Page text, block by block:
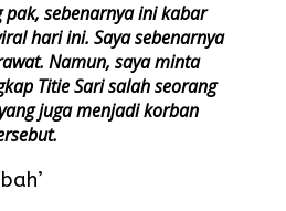
pak, sebenarnya ini kabar
hari ini. Saya sebenarnya
Namun, saya minta
Titie Sari salah seorang
juga menjadi korban